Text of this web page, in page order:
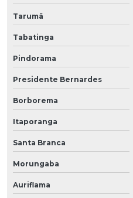
Tarumã
Tabatinga
Pindorama
Presidente Bernardes
Borborema
Itaporanga
Santa Branca
Morungaba
Auriflama